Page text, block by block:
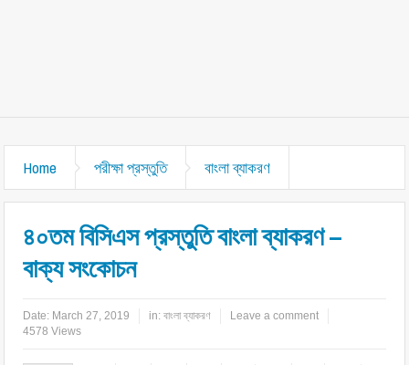
Home পরীক্ষা প্রস্তুতি বাংলা ব্যাকরণ
৪০তম বিসিএস প্রস্তুতি বাংলা ব্যাকরণ –
বাক্য সংকোচন
Date: March 27, 2019 in:বাংলা ব্যাকরণ
Leave a comment
4578 Views